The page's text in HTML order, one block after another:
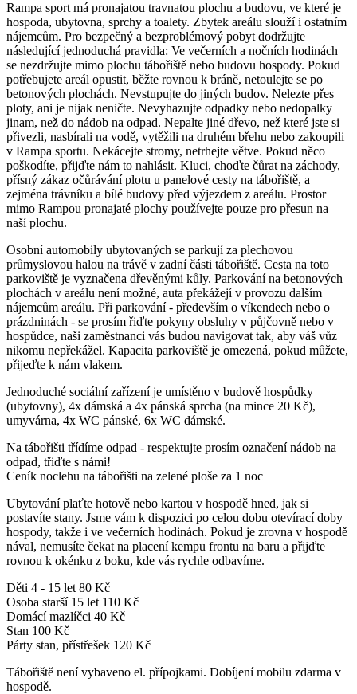
Rampa sport má pronajatou travnatou plochu a budovu, ve které je
hospoda, ubytovna, sprchy a toalety. Zbytek areálu slouží i ostatním
nájemcům. Pro bezpečný a bezproblémový pobyt dodržujte
následující jednoduchá pravidla: Ve večerních a nočních hodinách
se nezdržujte mimo plochu tábořiště nebo budovu hospody. Pokud
potřebujete areál opustit, běžte rovnou k bráně, netoulejte se po
betonových plochách. Nevstupujte do jiných budov. Nelezte přes
ploty, ani je nijak neničte. Nevyhazujte odpadky nebo nedopalky
jinam, než do nádob na odpad. Nepalte jiné dřevo, než které jste si
přivezli, nasbírali na vodě, vytěžili na druhém břehu nebo zakoupili
v Rampa sportu. Nekácejte stromy, netrhejte větve. Pokud něco
poškodíte, přijďte nám to nahlásit. Kluci, choďte čůrat na záchody,
přísný zákaz očůrávání plotu u panelové cesty na tábořiště, a
zejména trávníku a bílé budovy před výjezdem z areálu. Prostor
mimo Rampou pronajaté plochy používejte pouze pro přesun na
naší plochu.
Osobní automobily ubytovaných se parkují za plechovou
průmyslovou halou na trávě v zadní části tábořiště. Cesta na toto
parkoviště je vyznačena dřevěnými kůly. Parkování na betonových
plochách v areálu není možné, auta překážejí v provozu dalším
nájemcům areálu. Při parkování - především o víkendech nebo o
prázdninách - se prosím řiďte pokyny obsluhy v půjčovně nebo v
hospůdce, naši zaměstnanci vás budou navigovat tak, aby váš vůz
nikomu nepřekážel. Kapacita parkoviště je omezená, pokud můžete,
přijeďte k nám vlakem.
Jednoduché sociální zařízení je umístěno v budově hospůdky
(ubytovny), 4x dámská a 4x pánská sprcha (na mince 20 Kč),
umyvárna, 4x WC pánské, 6x WC dámské.
Na tábořišti třídíme odpad - respektujte prosím označení nádob na
odpad, třiďte s námi!
Ceník noclehu na tábořišti na zelené ploše za 1 noc
Ubytování plaťte hotově nebo kartou v hospodě hned, jak si
postavíte stany. Jsme vám k dispozici po celou dobu otevírací doby
hospody, takže i ve večerních hodinách. Pokud je zrovna v hospodě
nával, nemusíte čekat na placení kempu frontu na baru a přijďte
rovnou k okénku z boku, kde vás rychle odbavíme.
Děti 4 - 15 let 80 Kč
Osoba starší 15 let 110 Kč
Domácí mazlíčci 40 Kč
Stan 100 Kč
Párty stan, přístřešek 120 Kč
Tábořiště není vybaveno el. přípojkami. Dobíjení mobilu zdarma v
hospodě.